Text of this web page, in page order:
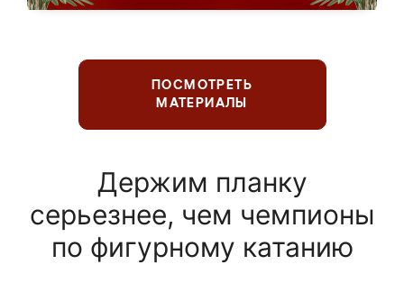
ПОСМОТРЕТЬ
МАТЕРИАЛЫ
Держим планку
серьезнее, чем чемпионы
по фигурному катанию